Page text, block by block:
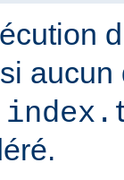
si aucun